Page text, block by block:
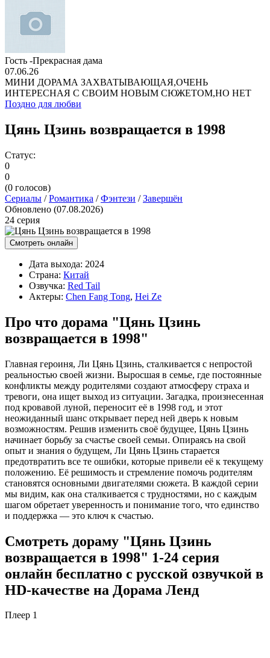
Гость -Прекрасная дама
07.06.26
МИНИ ДОРАМА ЗАХВАТЫВАЮЩАЯ,ОЧЕНЬ
ИНТЕРЕСНАЯ С СВОИМ НОВЫМ СЮЖЕТОМ,НО НЕТ
Поздно для любви
Цянь Цзинь возвращается в 1998
Статус:
0
0
(0 голосов)
Сериалы /Романтика /Фэнтези /Завершён
Обновлено (07.08.2026)
24 серия
Смотреть онлайн
Дата выхода: 2024
Страна: Китай
Озвучка: Red Tail
Актеры: Chen Fang Tong, Hei Ze
Про что дорама "Цянь Цзинь
возвращается в 1998"
Главная героиня, Ли Цянь Цзинь, сталкивается с непростой
реальностью своей жизни. Выросшая в семье, где постоянные
конфликты между родителями создают атмосферу страха и
тревоги, она ищет выход из ситуации. Загадка, произнесенная
под кровавой луной, переносит её в 1998 год, и этот
неожиданный шанс открывает перед ней дверь к новым
возможностям. Решив изменить своё будущее, Цянь Цзинь
начинает борьбу за счастье своей семьи. Опираясь на свой
опыт и знания о будущем, Ли Цянь Цзинь старается
предотвратить все те ошибки, которые привели её к текущему
положению. Её решимость и стремление помочь родителям
становятся основными двигателями сюжета. В каждой серии
мы видим, как она сталкивается с трудностями, но с каждым
шагом обретает уверенность и понимание того, что единство
и поддержка — это ключ к счастью.
Смотреть дораму "Цянь Цзинь
возвращается в 1998" 1-24 серия
онлайн бесплатно с русской озвучкой в
HD-качестве на Дорама Ленд
Плеер 1